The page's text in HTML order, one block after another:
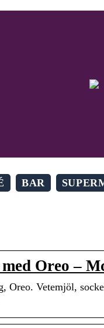
BAR
Oreo –
Vetemjöl,